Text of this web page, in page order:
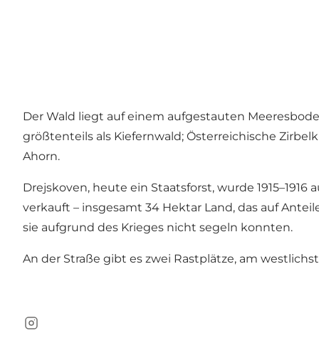
Der Wald liegt auf einem aufgestauten
größtenteils als Kiefernwald; Österreichische
Ahorn.
Drejskoven, heute ein Staatsforst, wurde
verkauft – insgesamt 34 Hektar Land, das auf
sie aufgrund des Krieges nicht segeln konnten.
An der Straße gibt es zwei Rastplätze, am
Instagram